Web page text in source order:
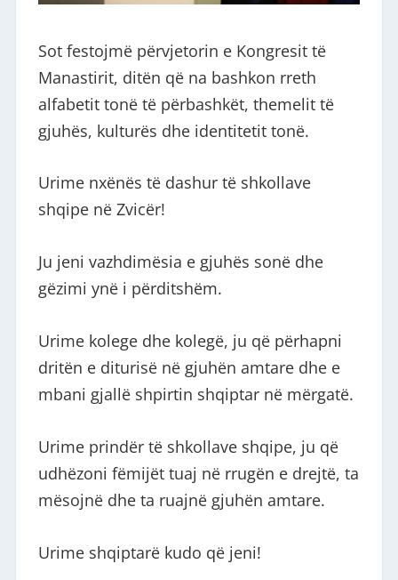
Sot festojmë përvjetorin e Kongresit të
Manastirit, ditën që na bashkon rreth
alfabetit tonë të përbashkët, themelit të
gjuhës, kulturës dhe identitetit tonë.
Urime nxënës të dashur të shkollave
shqipe në Zvicër!
Ju jeni vazhdimësia e gjuhës sonë dhe
gëzimi ynë i përditshëm.
Urime kolege dhe kolegë, ju që përhapni
dritën e diturisë në gjuhën amtare dhe e
mbani gjallë shpirtin shqiptar në mërgatë.
Urime prindër të shkollave shqipe, ju që
udhëzoni fëmijët tuaj në rrugën e drejtë, ta
mësojnë dhe ta ruajnë gjuhën amtare.
Urime shqiptarë kudo që jeni!